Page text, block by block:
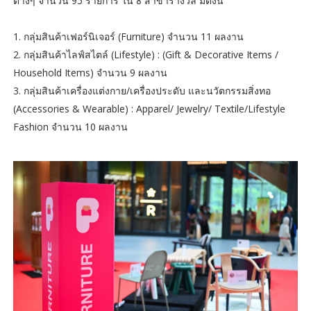
1. กลุ่มสินค้าเฟอร์นิเจอร์ (Furniture) จำนวน 11 ผลงาน
2. กลุ่มสินค้าไลฟ์สไตล์ (Lifestyle) : (Gift & Decorative Items /
Household Items) จำนวน 9 ผลงาน
3. กลุ่มสินค้าเครื่องแต่งกาย/เครื่องประดับ และนวัตกรรมสิ่งทอ
(Accessories & Wearable) : Apparel/ Jewelry/ Textile/Lifestyle
Fashion จำนวน 10 ผลงาน